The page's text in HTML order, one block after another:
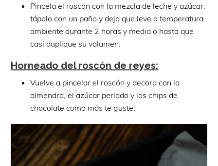
Pincela el roscón con la mezcla de leche y azúcar,
tápalo con un paño y deja que leve a temperatura
ambiente durante 2 horas y media o hasta que
casi duplique su volumen.
Horneado del roscón de reyes:
Vuelve a pincelar el roscón y decora con la
almendra, el azúcar perlado y los chips de
chocolate como más te guste.